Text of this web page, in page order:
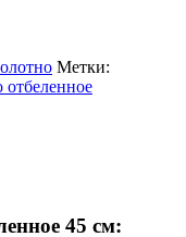
Метки:
отбеленное
45 см: